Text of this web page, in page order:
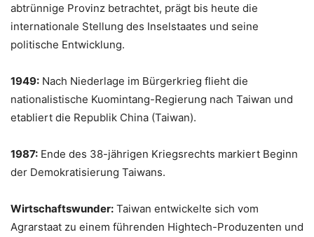
abtrünnige Provinz betrachtet, prägt bis heute die
internationale Stellung des Inselstaates und seine
politische Entwicklung.
1949: Nach Niederlage im Bürgerkrieg flieht die
nationalistische Kuomintang-Regierung nach Taiwan und
etabliert die Republik China (Taiwan).
1987: Ende des 38-jährigen Kriegsrechts markiert Beginn
der Demokratisierung Taiwans.
Wirtschaftswunder: Taiwan entwickelte sich vom
Agrarstaat zu einem führenden Hightech-Produzenten und